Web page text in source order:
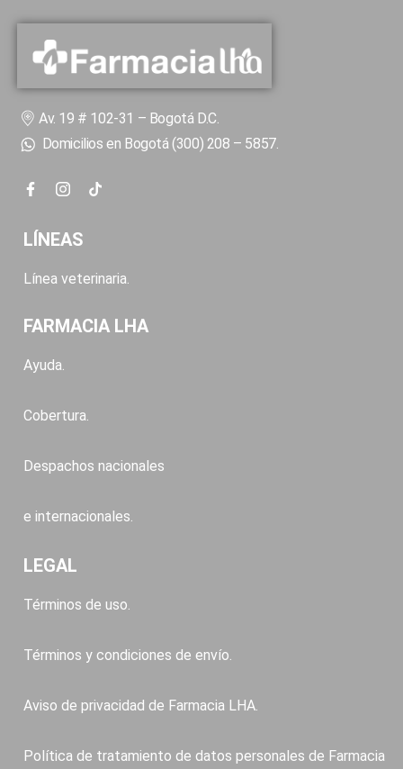
Av. 19 # 102-31 – Bogotá D.C.
Domicilios en Bogotá (300) 208 – 5857.
LÍNEAS
Línea veterinaria.
FARMACIA LHA
Ayuda.
Cobertura.
Despachos nacionales
e internacionales.
LEGAL
Términos de uso.
Términos y condiciones de envío.
Aviso de privacidad de Farmacia LHA.
Política de tratamiento de datos personales de Farmacia